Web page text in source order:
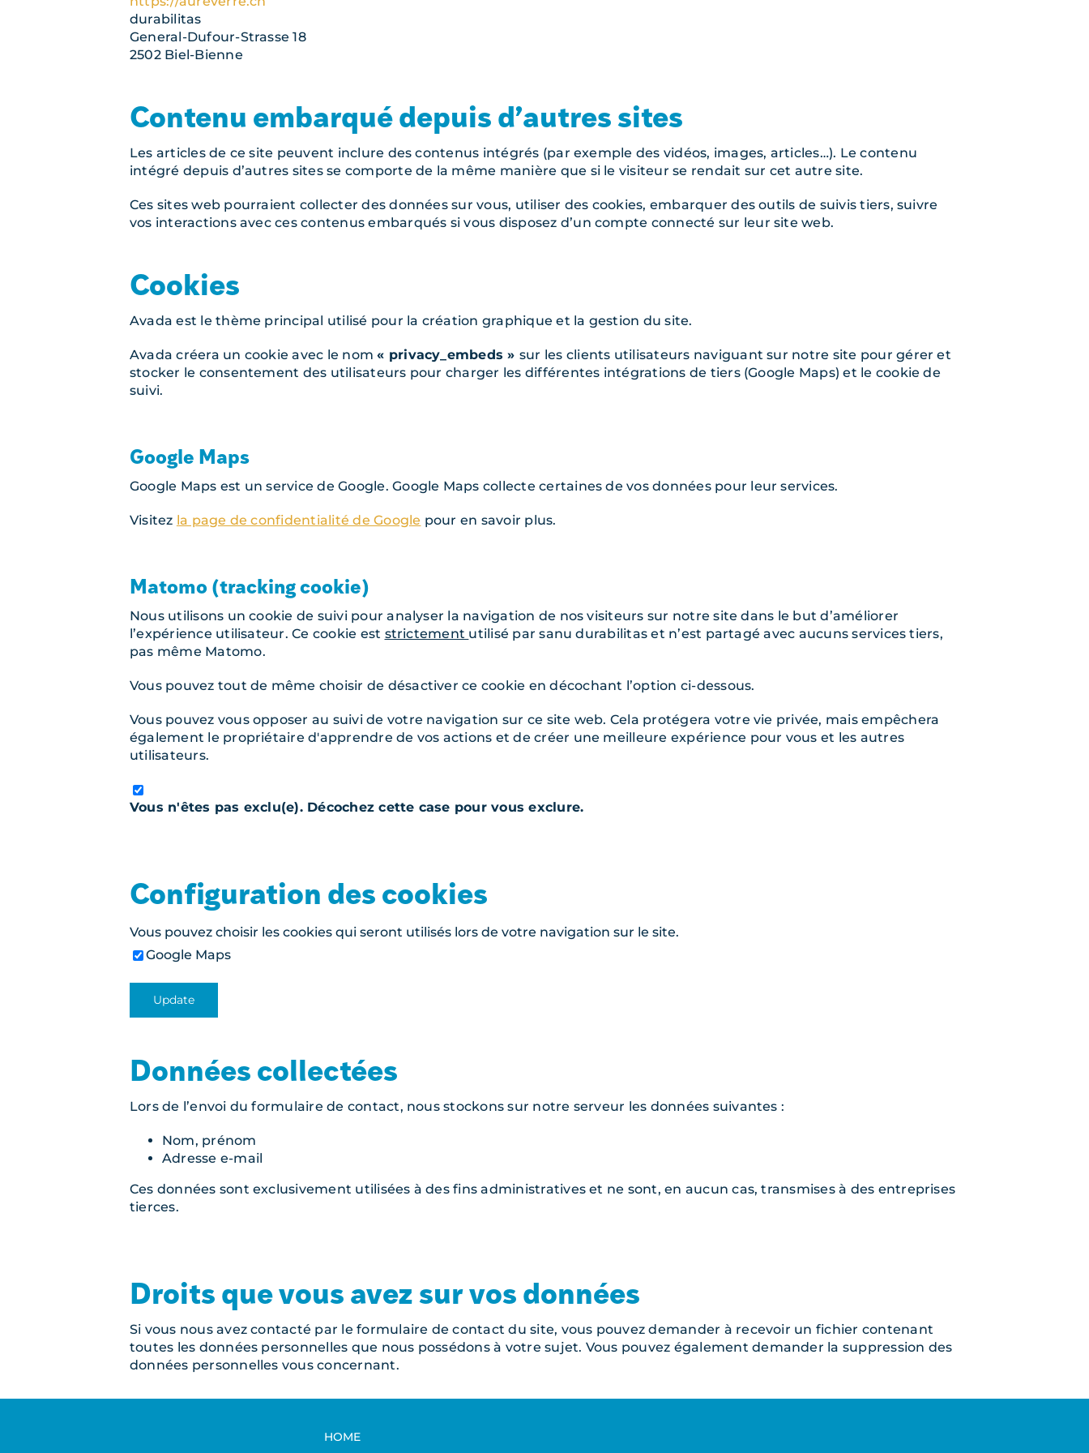
durabilitas
General-Dufour-Strasse 18
2502 Biel-Bienne
Contenu embarqué depuis d’autres sites
Les articles de ce site peuvent inclure des contenus intégrés (par exemple des vidéos, images, articles…). Le contenu
intégré depuis d’autres sites se comporte de la même manière que si le visiteur se rendait sur cet autre site.
Ces sites web pourraient collecter des données sur vous, utiliser des cookies, embarquer des outils de suivis tiers, suivre
vos interactions avec ces contenus embarqués si vous disposez d’un compte connecté sur leur site web.
Cookies
Avada est le thème principal utilisé pour la création graphique et la gestion du site.
Avada créera un cookie avec le nom« privacy_embeds » sur les clients utilisateurs naviguant sur notre site pour gérer et
stocker le consentement des utilisateurs pour charger les différentes intégrations de tiers (Google Maps) et le cookie de
suivi.
Google Maps
Google Maps est un service de Google. Google Maps collecte certaines de vos données pour leur services.
Visitez la page de confidentialité de Google pour en savoir plus.
Matomo (tracking cookie)
Nous utilisons un cookie de suivi pour analyser la navigation de nos visiteurs sur notre site dans le but d’améliorer
l’expérience utilisateur. Ce cookie est strictement utilisé par sanu durabilitas et n’est partagé avec aucuns services tiers,
pas même Matomo.
Vous pouvez tout de même choisir de désactiver ce cookie en décochant l’option ci-dessous.
Vous pouvez vous opposer au suivi de votre navigation sur ce site web. Cela protégera votre vie privée, mais empêchera
également le propriétaire d'apprendre de vos actions et de créer une meilleure expérience pour vous et les autres
utilisateurs.
Vous n'êtes pas exclu(e). Décochez cette case pour vous exclure.
Configuration des cookies
Vous pouvez choisir les cookies qui seront utilisés lors de votre navigation sur le site.
Google Maps
Données collectées
Lors de l’envoi du formulaire de contact, nous stockons sur notre serveur les données suivantes :
Nom, prénom
Adresse e-mail
Ces données sont exclusivement utilisées à des fins administratives et ne sont, en aucun cas, transmises à des entreprises
tierces.
Droits que vous avez sur vos données
Si vous nous avez contacté par le formulaire de contact du site, vous pouvez demander à recevoir un fichier contenant
toutes les données personnelles que nous possédons à votre sujet. Vous pouvez également demander la suppression des
données personnelles vous concernant.
HOME